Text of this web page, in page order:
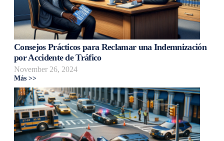
Consejos Prácticos para Reclamar una Indemnización
por Accidente de Tráfico
November 26, 2024
Más >>